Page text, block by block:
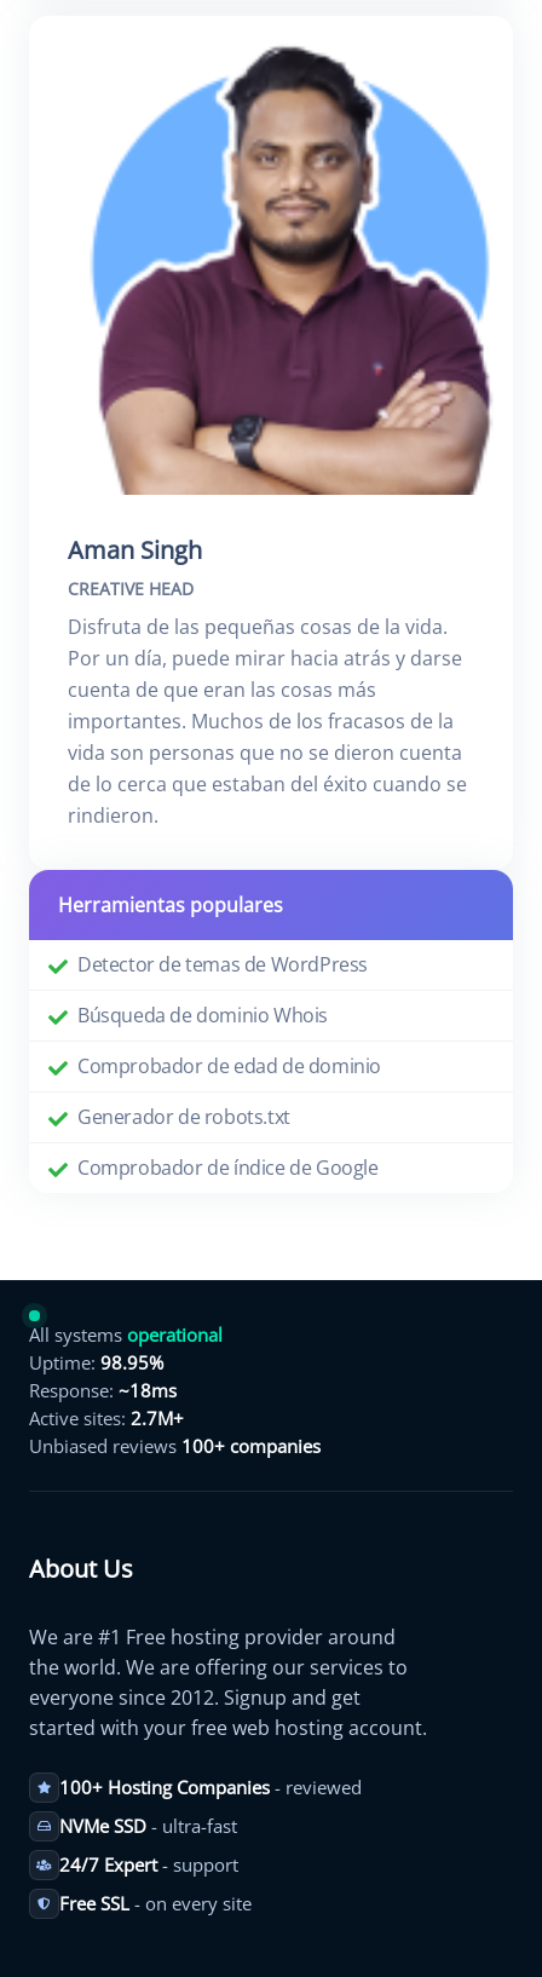
Aman Singh
CREATIVE HEAD
Disfruta de las pequeñas cosas de la vida.
Por un día, puede mirar hacia atrás y darse
cuenta de que eran las cosas más
importantes. Muchos de los fracasos de la
vida son personas que no se dieron cuenta
de lo cerca que estaban del éxito cuando se
rindieron.
Herramientas populares
Detector de temas de WordPress
Búsqueda de dominio Whois
Comprobador de edad de dominio
Generador de robots.txt
Comprobador de índice de Google
All systems operational
Uptime: 98.95%
Response: ~18ms
Active sites: 2.7M+
Unbiased reviews 100+ companies
About Us
We are #1 Free hosting provider around
the world. We are offering our services to
everyone since 2012. Signup and get
started with your free web hosting account.
100+ Hosting Companies- reviewed
NVMe SSD- ultra-fast
24/7 Expert- support
Free SSL- on every site